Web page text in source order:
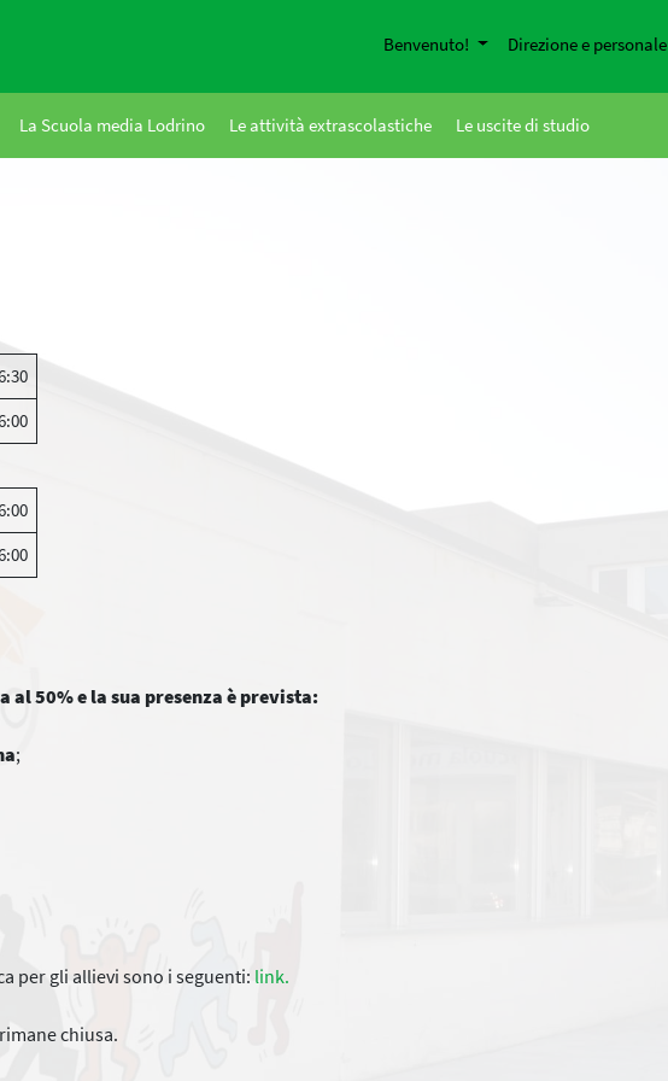
Benvenuto! Direzione e personale
La Scuola media Lodrino Le attività extrascolastiche Le uscite di studio
al 50%e la sua presenza è prevista:
;
per gli allievi sono i seguenti: link.
chiusa.